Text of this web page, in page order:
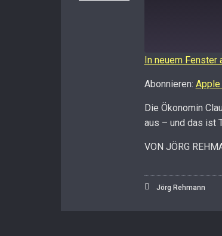
RSS FEED
LINK
EMBED
In neuem Fenster
Abonnieren:
Die Ökonomin
aus – und das ist
VON JÖRG
Jörg Rehmann